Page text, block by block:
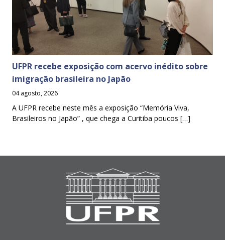
UFPR recebe exposição com acervo inédito sobre
imigração brasileira no Japão
04 agosto, 2026
A UFPR recebe neste mês a exposição “Memória Viva,
Brasileiros no Japão” , que chega a Curitiba poucos […]